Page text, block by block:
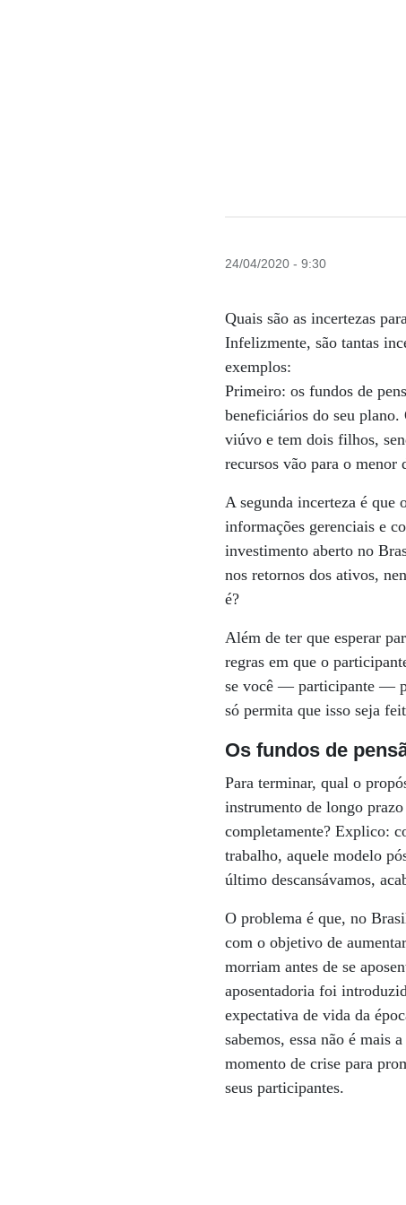
24/04/2020 - 9:30
Quais são as incertezas
Infelizmente, são tantas
exemplos:
Primeiro: os fundos de
beneficiários do seu
viúvo e tem dois filhos,
recursos vão para o menor
A segunda incerteza é que
informações gerenciais e
investimento aberto no
nos retornos dos ativos,
é?
Além de ter que esperar
regras em que o
se você — participante —
só permita que isso seja
Os fundos de
Para terminar, qual o
instrumento de longo
completamente? Explico:
trabalho, aquele modelo
último descansávamos,
O problema é que, no
com o objetivo de
morriam antes de se
aposentadoria foi
expectativa de vida da
sabemos, essa não é mais
momento de crise para
seus participantes.